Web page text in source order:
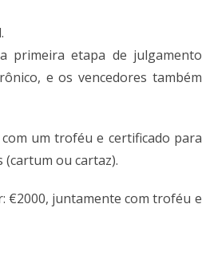
primeira etapa de julgamento
e os vencedores também
um troféu e certificado para
ou cartaz).
€2000, juntamente com troféu e